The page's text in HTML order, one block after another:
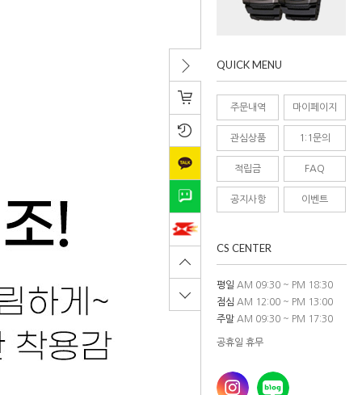
치기/
접기
QUICK MENU
주문내역 마이페이지
관심상품 1:1문의
적립금 FAQ
공지사항 이벤트
CS CENTER
평일 AM 09:30 ~ PM 18:30
점심 AM 12:00 ~ PM 13:00
주말 AM 09:30 ~ PM 17:30
공휴일 휴무